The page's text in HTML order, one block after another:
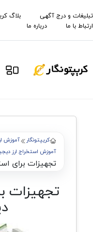
تبلیغات و درج آگهی
بلاگ
ارتباط با ما
درباره ما
کریپتونگار
آموزش
آموزش استخراج ارز
تجهیزات برای
تجهیزات